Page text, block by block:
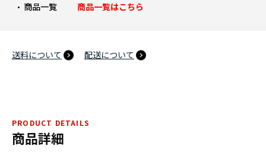
商品一覧
商品一覧はこちら
送料について 配送について
PRODUCT DETAILS
商品詳細